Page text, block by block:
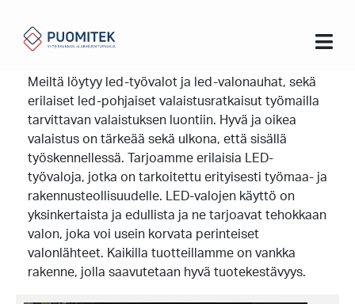
LED työvalot ja valotornit
Meiltä löytyy led-työvalot ja led-valonauhat, sekä
erilaiset led-pohjaiset valaistusratkaisut työmailla
tarvittavan valaistuksen luontiin. Hyvä ja oikea
valaistus on tärkeää sekä ulkona, että sisällä
työskennellessä. Tarjoamme erilaisia ​​LED-
työvaloja, jotka on tarkoitettu erityisesti työmaa- ja
rakennusteollisuudelle. LED-valojen käyttö on
yksinkertaista ja edullista ja ne tarjoavat tehokkaan
valon, joka voi usein korvata perinteiset
valonlähteet. Kaikilla tuotteillamme on vankka
rakenne, jolla saavutetaan hyvä tuotekestävyys.